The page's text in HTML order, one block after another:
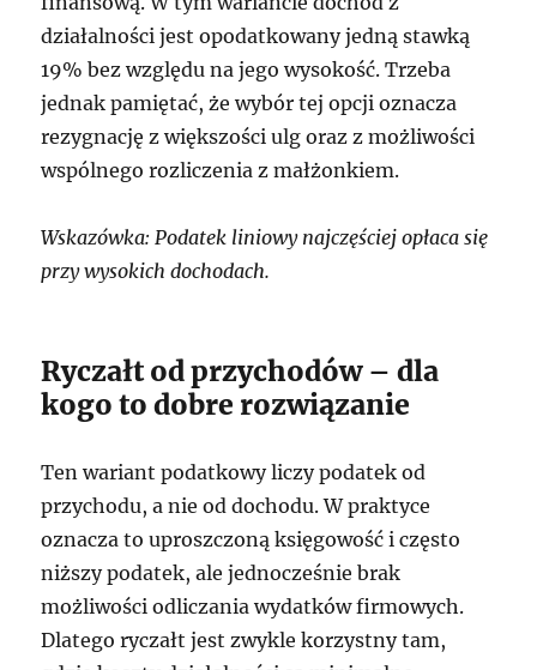
działalności jest opodatkowany jedną stawką
19% bez względu na jego wysokość. Trzeba
jednak pamiętać, że wybór tej opcji oznacza
rezygnację z większości ulg oraz z możliwości
wspólnego rozliczenia z małżonkiem.
Wskazówka: Podatek liniowy najczęściej opłaca się
przy wysokich dochodach.
Ryczałt od przychodów – dla
kogo to dobre rozwiązanie
Ten wariant podatkowy liczy podatek od
przychodu, a nie od dochodu. W praktyce
oznacza to uproszczoną księgowość i często
niższy podatek, ale jednocześnie brak
możliwości odliczania wydatków firmowych.
Dlatego ryczałt jest zwykle korzystny tam,